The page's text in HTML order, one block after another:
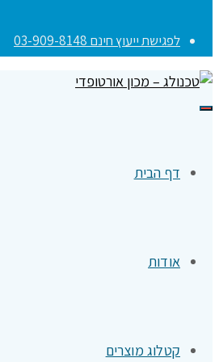
לפגישת ייעוץ חינם 03-909-8148
תפריט
דף הבית
אודות
קטלוג מוצרים